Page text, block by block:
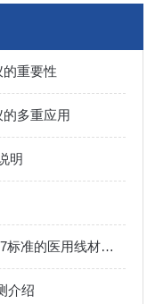
重要性
多重应用
明
缝合线线径测试仪 — 符合YY 0167标准的医用线材精密测量仪器
介绍